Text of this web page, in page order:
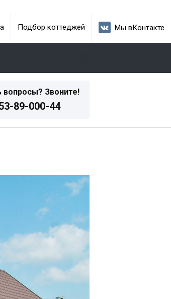
Подбор коттеджей Мы вКонтакте
вопросы? Звоните!
89-000-44